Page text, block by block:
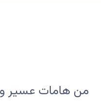
من هامات عسير